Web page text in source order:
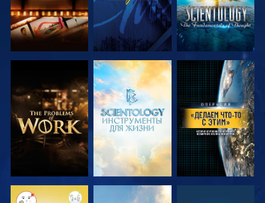
СМОТРЕТЬ
ПЕРЕДАЧИ
СМОТРЕТЬ
ПЕРЕДАЧИ
СМОТРЕТЬ